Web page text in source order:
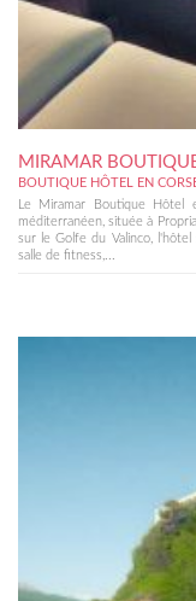
MIRAMAR
BOUTIQUE HÔTEL EN
Le Miramar Boutique
méditerranéen, située à
sur le Golfe du Valinco,
salle de fitness,...